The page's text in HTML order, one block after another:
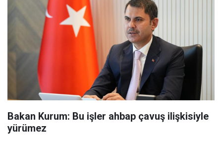
Bakan Kurum: Bu işler ahbap çavuş ilişkisiyle
yürümez